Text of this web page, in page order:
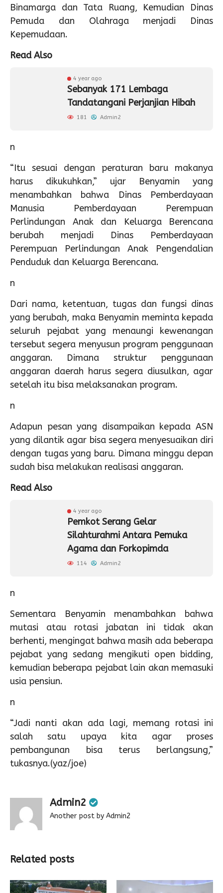
Binamarga dan Tata Ruang, Kemudian Dinas
Pemuda dan Olahraga menjadi Dinas
Kepemudaan.
Read Also
4 year ago
Sebanyak 171 Lembaga
Tandatangani Perjanjian Hibah
181 Admin2
n
“Itu sesuai dengan peraturan baru makanya
harus dikukuhkan,” ujar Benyamin yang
menambahkan bahwa Dinas Pemberdayaan
Manusia Pemberdayaan Perempuan
Perlindungan Anak dan Keluarga Berencana
berubah menjadi Dinas Pemberdayaan
Perempuan Perlindungan Anak Pengendalian
Penduduk dan Keluarga Berencana.
n
Dari nama, ketentuan, tugas dan fungsi dinas
yang berubah, maka Benyamin meminta kepada
seluruh pejabat yang menaungi kewenangan
tersebut segera menyusun program penggunaan
anggaran. Dimana struktur penggunaan
anggaran daerah harus segera diusulkan, agar
setelah itu bisa melaksanakan program.
n
Adapun pesan yang disampaikan kepada ASN
yang dilantik agar bisa segera menyesuaikan diri
dengan tugas yang baru. Dimana minggu depan
sudah bisa melakukan realisasi anggaran.
Read Also
4 year ago
Pemkot Serang Gelar
Silahturahmi Antara Pemuka
Agama dan Forkopimda
114 Admin2
n
Sementara Benyamin menambahkan bahwa
mutasi atau rotasi jabatan ini tidak akan
berhenti, mengingat bahwa masih ada beberapa
pejabat yang sedang mengikuti open bidding,
kemudian beberapa pejabat lain akan memasuki
usia pensiun.
n
“Jadi nanti akan ada lagi, memang rotasi ini
salah satu upaya kita agar proses
pembangunan bisa terus berlangsung,”
tukasnya.(yaz/joe)
Admin2
Another post by Admin2
Related posts